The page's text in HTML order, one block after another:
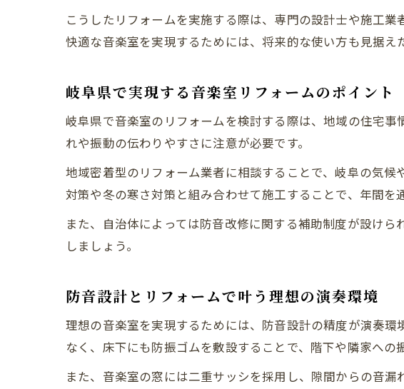
快適
快適さを
リフ
音楽
空間
リフ
防音
音楽
リフ
防音
こうしたリフォームを実施する際は、専門の設計士や施工
快適な音楽室を実現するためには、将来的な使い方も見据え
岐阜県で実現する音楽室リフォームのポイント
岐阜県で音楽室のリフォームを検討する際は、地域の住宅
れや振動の伝わりやすさに注意が必要です。
地域密着型のリフォーム業者に相談することで、岐阜の気
対策や冬の寒さ対策と組み合わせて施工することで、年間を
また、自治体によっては防音改修に関する補助制度が設け
しましょう。
防音設計とリフォームで叶う理想の演奏環境
理想の音楽室を実現するためには、防音設計の精度が演奏
なく、床下にも防振ゴムを敷設することで、階下や隣家への
また、音楽室の窓には二重サッシを採用し、隙間からの音